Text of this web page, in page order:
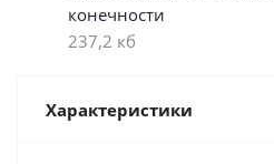
конечности
237,2 кб
Характеристики